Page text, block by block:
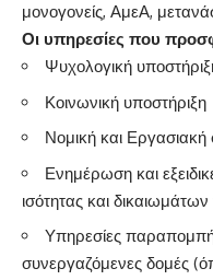
μονογονείς, ΑμεΑ,
Οι υπηρεσίες που
Ψυχολογική
Κοινωνική υποστήριξη
Νομική και Εργασιακή
Ενημέρωση και
ισότητας και
Υπηρεσίες
συνεργαζόμενες δομές